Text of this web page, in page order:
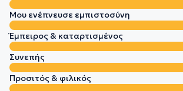
Μου ενέπνευσε εμπιστοσύνη
Έμπειρος & καταρτισμένος
Συνεπής
Προσιτός & φιλικός